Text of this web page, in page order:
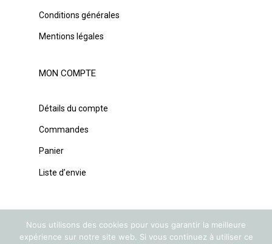
Conditions générales
Mentions légales
MON COMPTE
Détails du compte
Commandes
Panier
Liste d’envie
Nous utilisons des cookies pour vous garantir la meilleure
expérience sur notre site web. Si vous continuez à utiliser ce